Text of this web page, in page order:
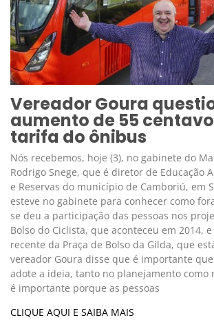
Vereador Goura
aumento de 55
tarifa do ônibus
Nós recebemos, hoje (3), no gabinete do
Rodrigo Snege, que é diretor de Educação
e Reservas do município de Camboriú, em
esteve no gabinete para conhecer como
se deu a participação das pessoas nos
Bolso do Ciclista, que aconteceu em 2014,
recente da Praça de Bolso da Gilda, que
vereador Goura disse que é importante
adote a ideia, tanto no planejamento como
é importante porque as pessoas
CLIQUE AQUI E SAIBA MAIS